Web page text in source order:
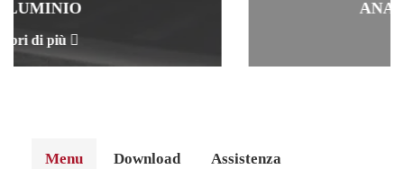
Menu Download Assistenza